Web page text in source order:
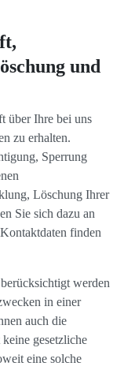
und
über Ihre bei uns
zu erhalten.
Sperrung
Löschung Ihrer
Sie sich dazu an
finden
werden
in einer
auch die
gesetzliche
eine solche